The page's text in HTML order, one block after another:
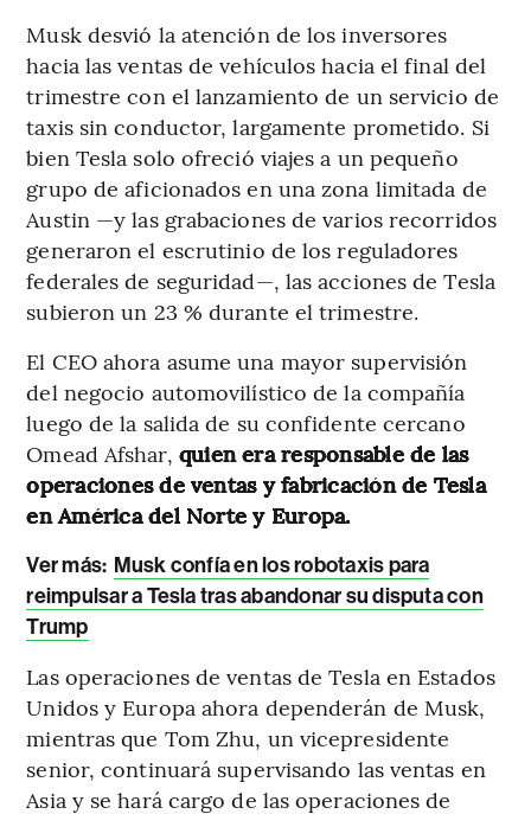
Musk desvió la atención de los inversores
hacia las ventas de vehículos hacia el final del
trimestre con el lanzamiento de un servicio de
taxis sin conductor, largamente prometido. Si
bien Tesla solo ofreció viajes a un pequeño
grupo de aficionados en una zona limitada de
Austin —y las grabaciones de varios recorridos
generaron el escrutinio de los reguladores
federales de seguridad—, las acciones de Tesla
subieron un 23 % durante el trimestre.
El CEO ahora asume una mayor supervisión
del negocio automovilístico de la compañía
luego de la salida de su confidente cercano
Omead Afshar, quien era responsable de las
operaciones de ventas y fabricación de Tesla
en América del Norte y Europa.
Ver más: Musk confía en los robotaxis para
reimpulsar a Tesla tras abandonar su disputa con
Trump
Las operaciones de ventas de Tesla en Estados
Unidos y Europa ahora dependerán de Musk,
mientras que Tom Zhu, un vicepresidente
senior, continuará supervisando las ventas en
Asia y se hará cargo de las operaciones de